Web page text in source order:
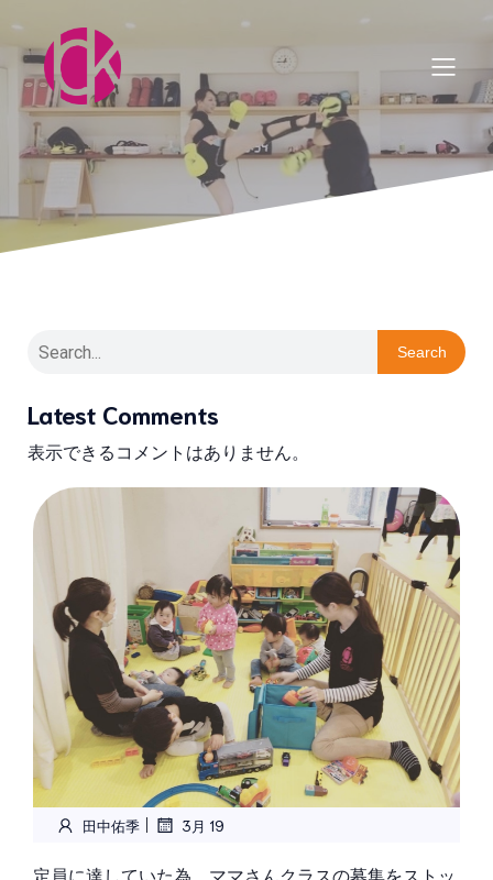
Search
Latest Comments
表示できるコメントはありません。
田中佑季 | 3月 19